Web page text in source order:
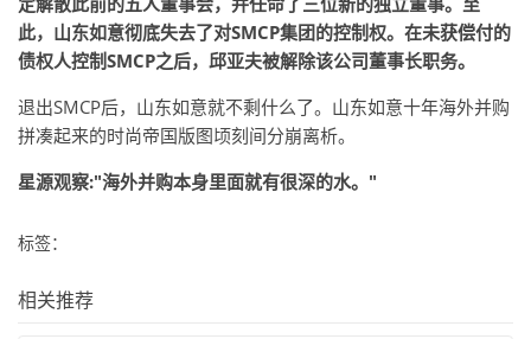
此，山东如意彻底失去了对SMCP集团的控制权。在未获偿付的
债权人控制SMCP之后，邱亚夫被解除该公司董事长职务。
退出SMCP后，山东如意就不剩什么了。山东如意十年海外并购
拼凑起来的时尚帝国版图顷刻间分崩离析。
星源观察:"海外并购本身里面就有很深的水。"
标签：
相关推荐